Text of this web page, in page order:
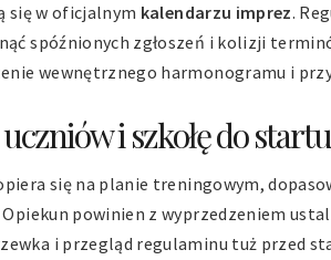
się w oficjalnym kalendarzu imprez.
spóźnionych zgłoszeń i kolizji
wewnętrznego harmonogramu i
i szkołę do
się na planie treningowym,
powinien z wyprzedzeniem
i przegląd regulaminu tuż przed